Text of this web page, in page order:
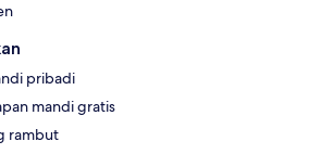
pribadi
mandi gratis
rambut